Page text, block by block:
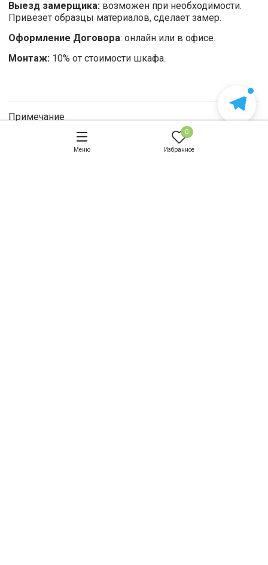
Выезд замерщика: возможен при необходимости.
Привезет образцы материалов, сделает замер.
Оформление Договора: онлайн или в офисе.
Монтаж: 10% от стоимости шкафа.
Примечание
Меню
0
Избранное